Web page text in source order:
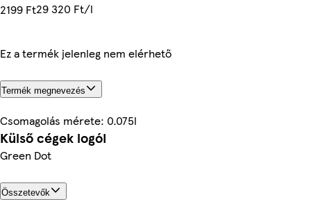
2199 Ft29 320 Ft/l
Ez a termék jelenleg nem elérhető
Termék megnevezés
Csomagolás mérete: 0.075l
Külső cégek logói
Green Dot
Összetevők